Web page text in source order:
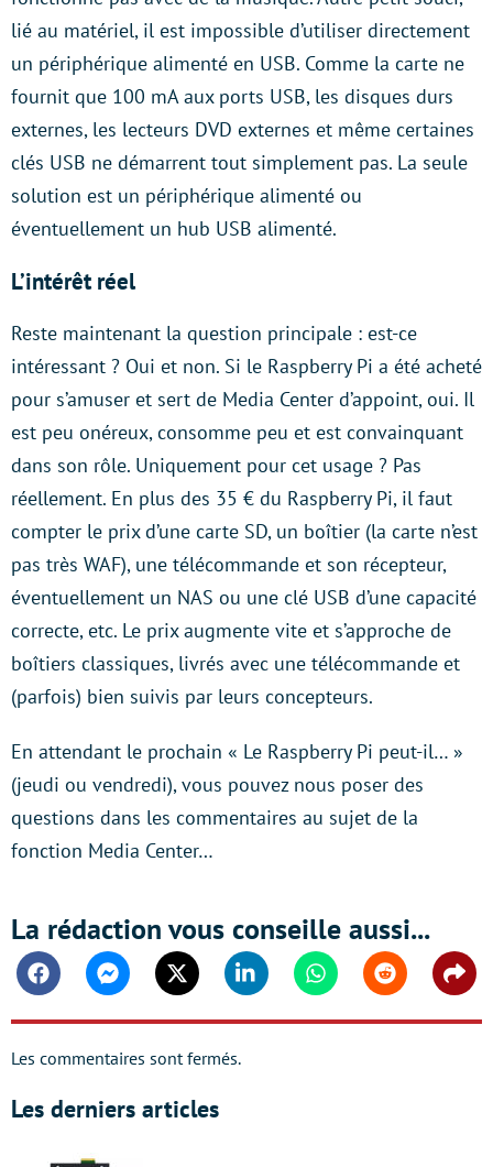
lié au matériel, il est impossible d’utiliser directement
un périphérique alimenté en USB. Comme la carte ne
fournit que 100 mA aux ports USB, les disques durs
externes, les lecteurs DVD externes et même certaines
clés USB ne démarrent tout simplement pas. La seule
solution est un périphérique alimenté ou
éventuellement un hub USB alimenté.
L’intérêt réel
Reste maintenant la question principale : est-ce
intéressant ? Oui et non. Si le Raspberry Pi a été acheté
pour s’amuser et sert de Media Center d’appoint, oui. Il
est peu onéreux, consomme peu et est convainquant
dans son rôle. Uniquement pour cet usage ? Pas
réellement. En plus des 35 € du Raspberry Pi, il faut
compter le prix d’une carte SD, un boîtier (la carte n’est
pas très WAF), une télécommande et son récepteur,
éventuellement un NAS ou une clé USB d’une capacité
correcte, etc. Le prix augmente vite et s’approche de
boîtiers classiques, livrés avec une télécommande et
(parfois) bien suivis par leurs concepteurs.
En attendant le prochain « Le Raspberry Pi peut-il… »
(jeudi ou vendredi), vous pouvez nous poser des
questions dans les commentaires au sujet de la
fonction Media Center…
La rédaction vous conseille aussi...
FacebookMessengerTwitter Linkedin WhatsappReddit
Les commentaires sont fermés.
Les derniers articles